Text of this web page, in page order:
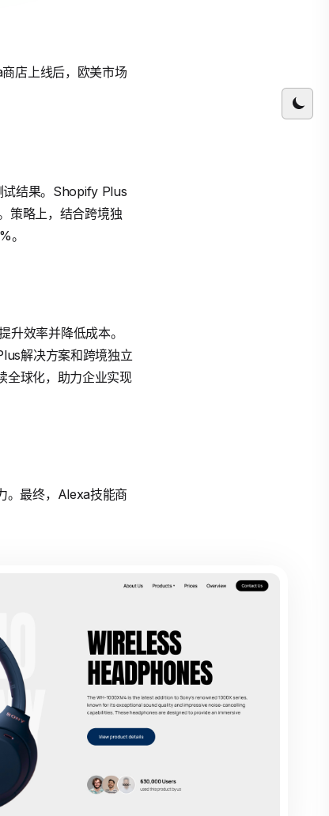
店上线后，欧美市场
试结果。Shopify Plus
策略上，结合跨境独
。
效率并降低成本。
解决方案和跨境独立
全球化，助力企业实现
。最终，Alexa技能商